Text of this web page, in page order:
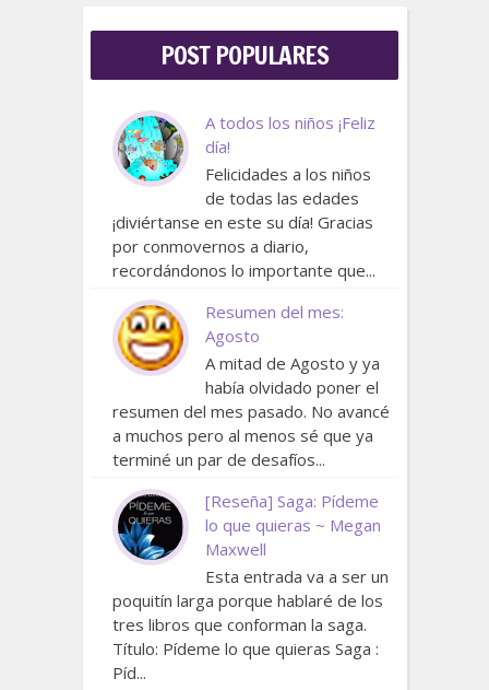
POST POPULARES
A todos los niños ¡Feliz
día!
Felicidades a los niños
de todas las edades
¡diviértanse en este su día! Gracias
por conmovernos a diario,
recordándonos lo importante que...
Resumen del mes:
Agosto
A mitad de Agosto y ya
había olvidado poner el
resumen del mes pasado. No avancé
a muchos pero al menos sé que ya
terminé un par de desafíos...
[Reseña] Saga: Pídeme
lo que quieras ~ Megan
Maxwell
Esta entrada va a ser un
poquitín larga porque hablaré de los
tres libros que conforman la saga.
Título: Pídeme lo que quieras Saga :
Píd...